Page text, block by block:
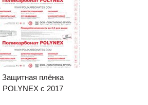
Защитная плёнка
POLYNEX с 2017